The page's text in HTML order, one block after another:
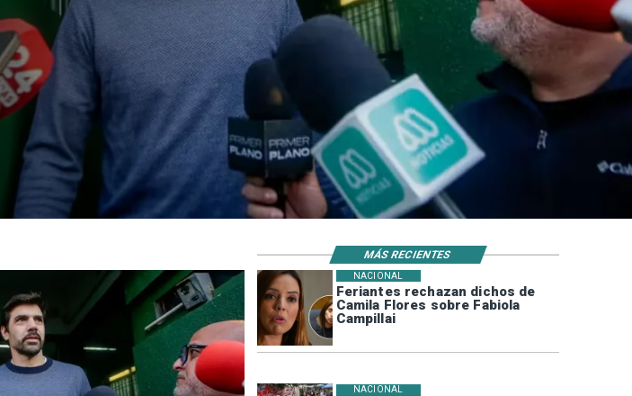
Feriantes rechazan dichos de
Camila Flores sobre Fabiola
Campillai
NACIONAL
NACIONAL
MÁS RECIENTES